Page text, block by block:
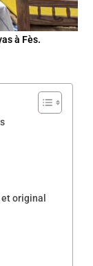
à Fès.
original